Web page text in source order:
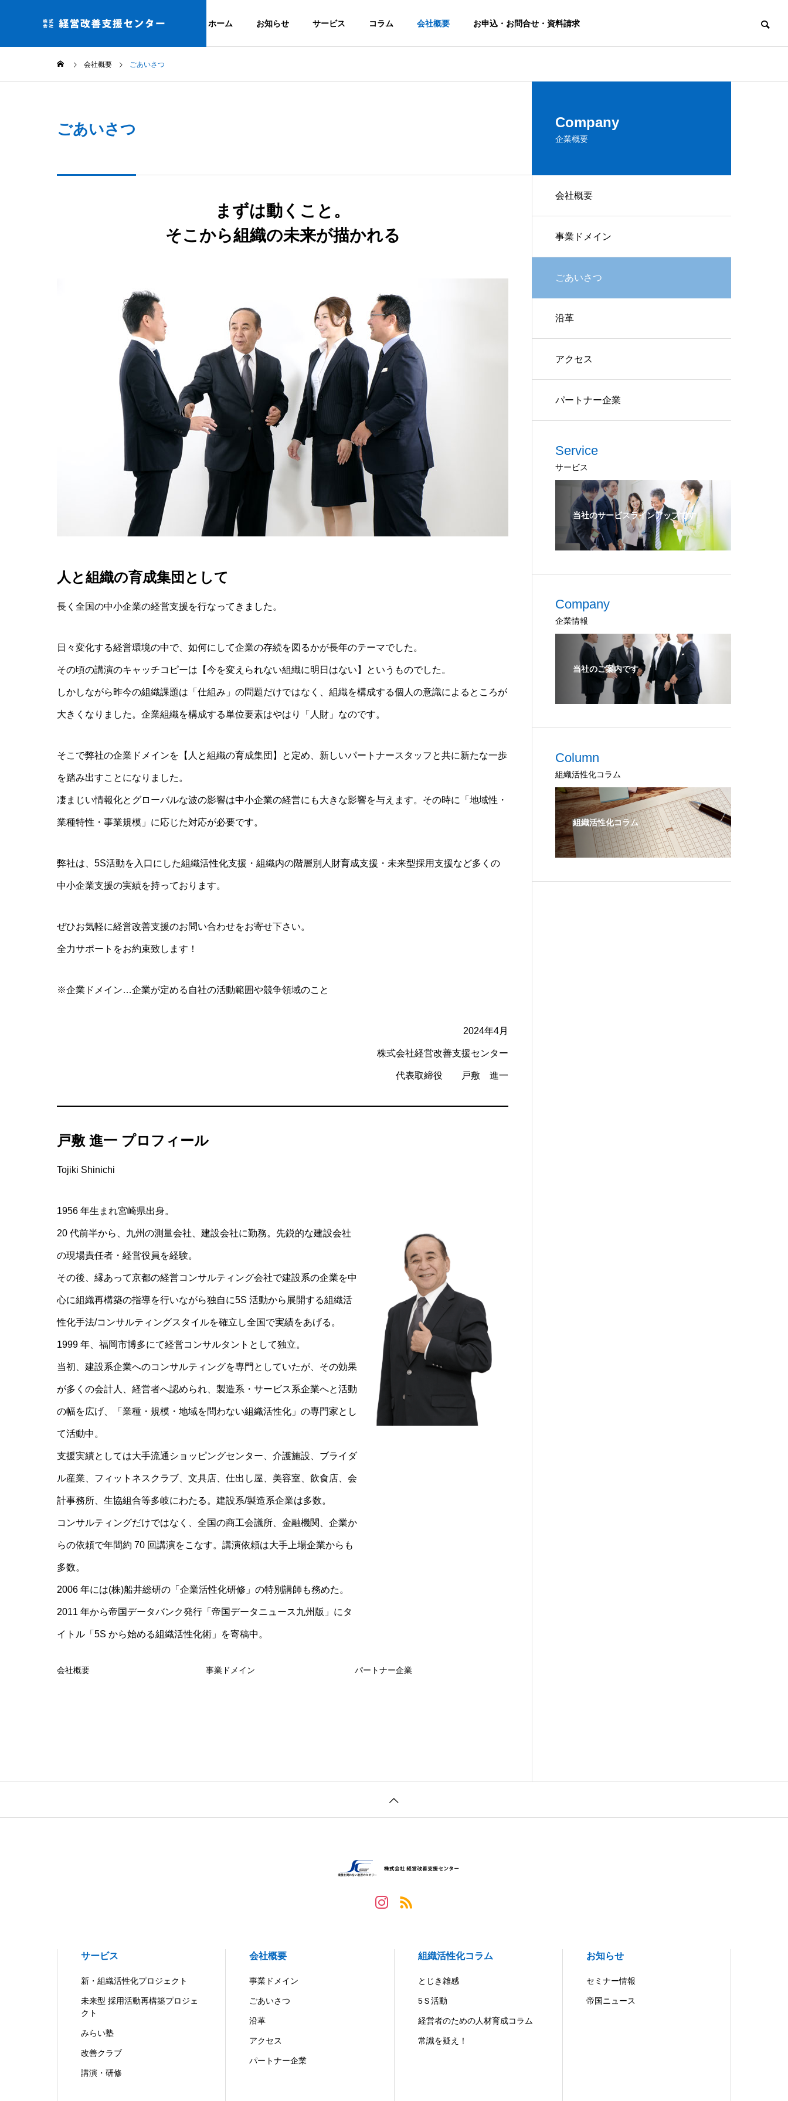
ホーム お知らせ サービス コラム 会社概要 お申込・お問合せ・資料請求
サービス
組織活性化プ
ロジェクト
5S活動で組織を
ジェクト
未来に向けた
「人財獲得」を
改善クラブ
継続的意識改善
組織活性化講演
企業情報
当社代表からのごあいさつです。
アクセス
当社までのアクセスです
パートナー企業
会社概要 ごあいさつ
ごあいさつ
まずは動くこと。
そこから組織の未来が描かれる
人と組織の育成集団として
長く全国の中小企業の経営支援を行なってきました。
日々変化する経営環境の中で、如何にして企業の存続を図るかが長年のテーマでした。
その頃の講演のキャッチコピーは【今を変えられない組織に明日はない】というものでした。
しかしながら昨今の組織課題は「仕組み」の問題だけではなく、組織を構成する個人の意識によるところが
大きくなりました。企業組織を構成する単位要素はやはり「人財」なのです。
そこで弊社の企業ドメインを【人と組織の育成集団】と定め、新しいパートナースタッフと共に新たな一歩
を踏み出すことになりました。
凄まじい情報化とグローバルな波の影響は中小企業の経営にも大きな影響を与えます。その時に「地域性・
業種特性・事業規模」に応じた対応が必要です。
弊社は、5S活動を入口にした組織活性化支援・組織内の階層別人財育成支援・未来型採用支援など多くの
中小企業支援の実績を持っております。
ぜひお気軽に経営改善支援のお問い合わせをお寄せ下さい。
全力サポートをお約束致します！
※企業ドメイン…企業が定める自社の活動範囲や競争領域のこと
2024年4月
株式会社経営改善支援センター
代表取締役 戸敷 進一
戸敷 進一 プロフィール
Tojiki Shinichi
1956 年生まれ宮崎県出身。
20 代前半から、九州の測量会社、建設会社に勤務。先鋭的な建設会社
の現場責任者・経営役員を経験。
その後、縁あって京都の経営コンサルティング会社で建設系の企業を中
心に組織再構築の指導を行いながら独自に5S 活動から展開する組織活
性化手法/コンサルティングスタイルを確立し全国で実績をあげる。
1999 年、福岡市博多にて経営コンサルタントとして独立。
当初、建設系企業へのコンサルティングを専門としていたが、その効果
が多くの会計人、経営者へ認められ、製造系・サービス系企業へと活動
の幅を広げ、「業種・規模・地域を問わない組織活性化」の専門家とし
て活動中。
支援実績としては大手流通ショッピングセンター、介護施設、ブライダ
ル産業、フィットネスクラブ、文具店、仕出し屋、美容室、飲食店、会
計事務所、生協組合等多岐にわたる。建設系/製造系企業は多数。
コンサルティングだけではなく、全国の商工会議所、金融機関、企業か
らの依頼で年間約 70 回講演をこなす。講演依頼は大手上場企業からも
多数。
2006 年には(株)船井総研の「企業活性化研修」の特別講師も務めた。
2011 年から帝国データバンク発行「帝国データニュース九州版」にタ
イトル「5S から始める組織活性化術」を寄稿中。
会社概要 事業ドメイン パートナー企業
Company
企業概要
会社概要
事業ドメイン
ごあいさつ
沿革
アクセス
パートナー企業
Service
サービス
当社のサービスラインアップです
Company
企業情報
当社のご案内です
Column
組織活性化コラム
組織活性化コラム
サービス
新・組織活性化プロジェクト
未来型 採用活動再構築プロジェ
クト
みらい塾
改善クラブ
講演・研修
会社概要
事業ドメイン
ごあいさつ
沿革
アクセス
パートナー企業
組織活性化コラム
とじき雑感
5Ｓ活動
経営者のための人材育成コラム
常識を疑え！
お知らせ
セミナー情報
帝国ニュース